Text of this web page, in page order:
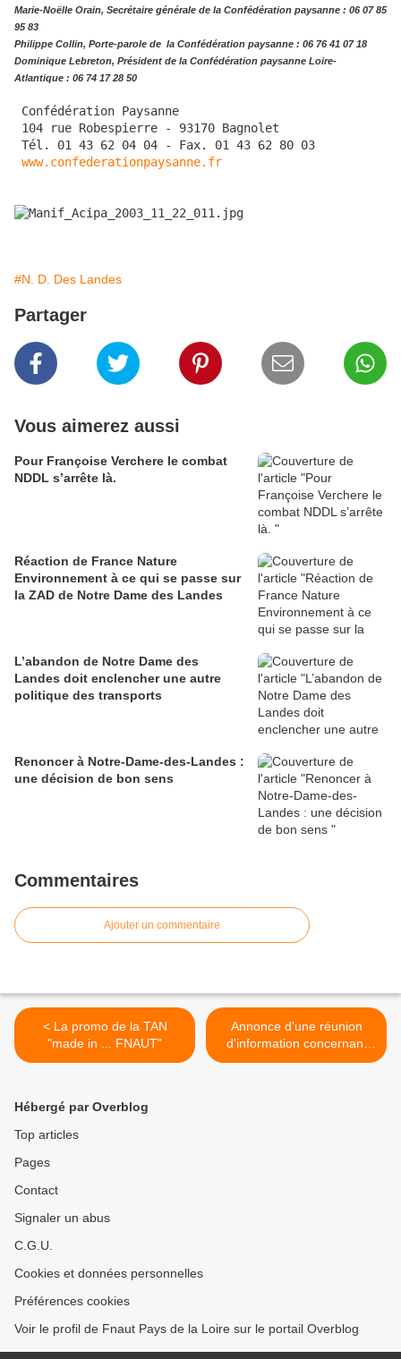
Marie-Noëlle Orain, Secrétaire générale de la Confédération paysanne : 06 07 85
95 83
Philippe Collin, Porte-parole de la Confédération paysanne : 06 76 41 07 18
Dominique Lebreton, Président de la Confédération paysanne Loire-
Atlantique : 06 74 17 28 50
Confédération Paysanne
104 rue Robespierre - 93170 Bagnolet
Tél. 01 43 62 04 04 - Fax. 01 43 62 80 03
www.confederationpaysanne.fr
#N. D. Des Landes
Partager
Vous aimerez aussi
Pour Françoise Verchere le combat
NDDL s’arrête là.
Réaction de France Nature
Environnement à ce qui se passe sur
la ZAD de Notre Dame des Landes
L’abandon de Notre Dame des
Landes doit enclencher une autre
politique des transports
Renoncer à Notre-Dame-des-Landes :
une décision de bon sens
Commentaires
Ajouter un commentaire
< La promo de la TAN
"made in ... FNAUT"
Annonce d'une réunion
d'information concernant
Notre Dame des
Hébergé par Overblog
Top articles
Pages
Contact
Signaler un abus
C.G.U.
Cookies et données personnelles
Préférences cookies
Voir le profil de Fnaut Pays de la Loire sur le portail Overblog